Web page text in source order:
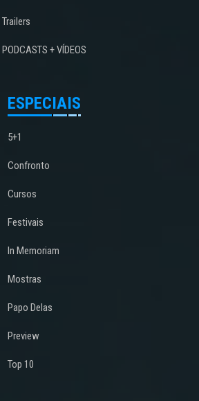
Trailers
PODCASTS + VÍDEOS
ESPECIAIS
5+1
Confronto
Cursos
Festivais
In Memoriam
Mostras
Papo Delas
Preview
Top 10